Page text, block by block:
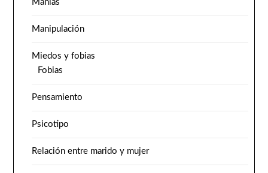
Manías
Manipulación
Miedos y fobias
Fobias
Pensamiento
Psicotipo
Relación entre marido y mujer